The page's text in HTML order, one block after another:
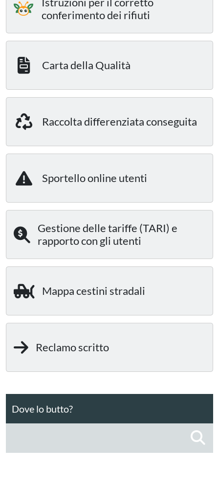
conferimento dei rifiuti
Carta della Qualità
Raccolta differenziata conseguita
Sportello online utenti
Gestione delle tariffe (TARI) e
rapporto con gli utenti
Mappa cestini stradali
Reclamo scritto
Dove lo butto?